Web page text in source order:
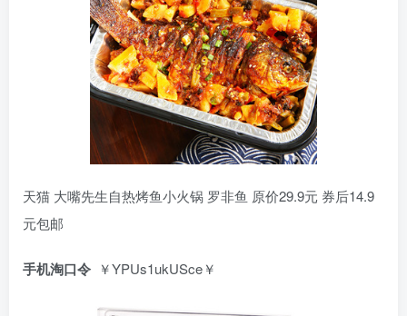
天猫 大嘴先生自热烤鱼小火锅 罗非鱼 原价29.9元 券后14.9
元包邮
手机淘口令 ￥YPUs1ukUSce￥